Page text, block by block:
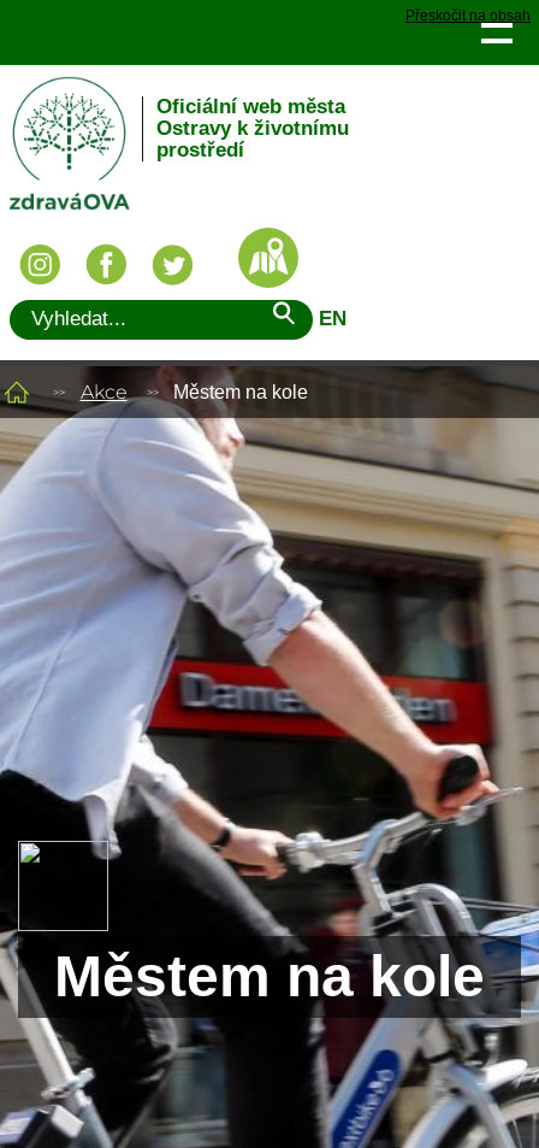
Přeskočit na obsah
Oficiální web města
Ostravy k životnímu
prostředí
EN
Akce Městem na kole
Městem na kole